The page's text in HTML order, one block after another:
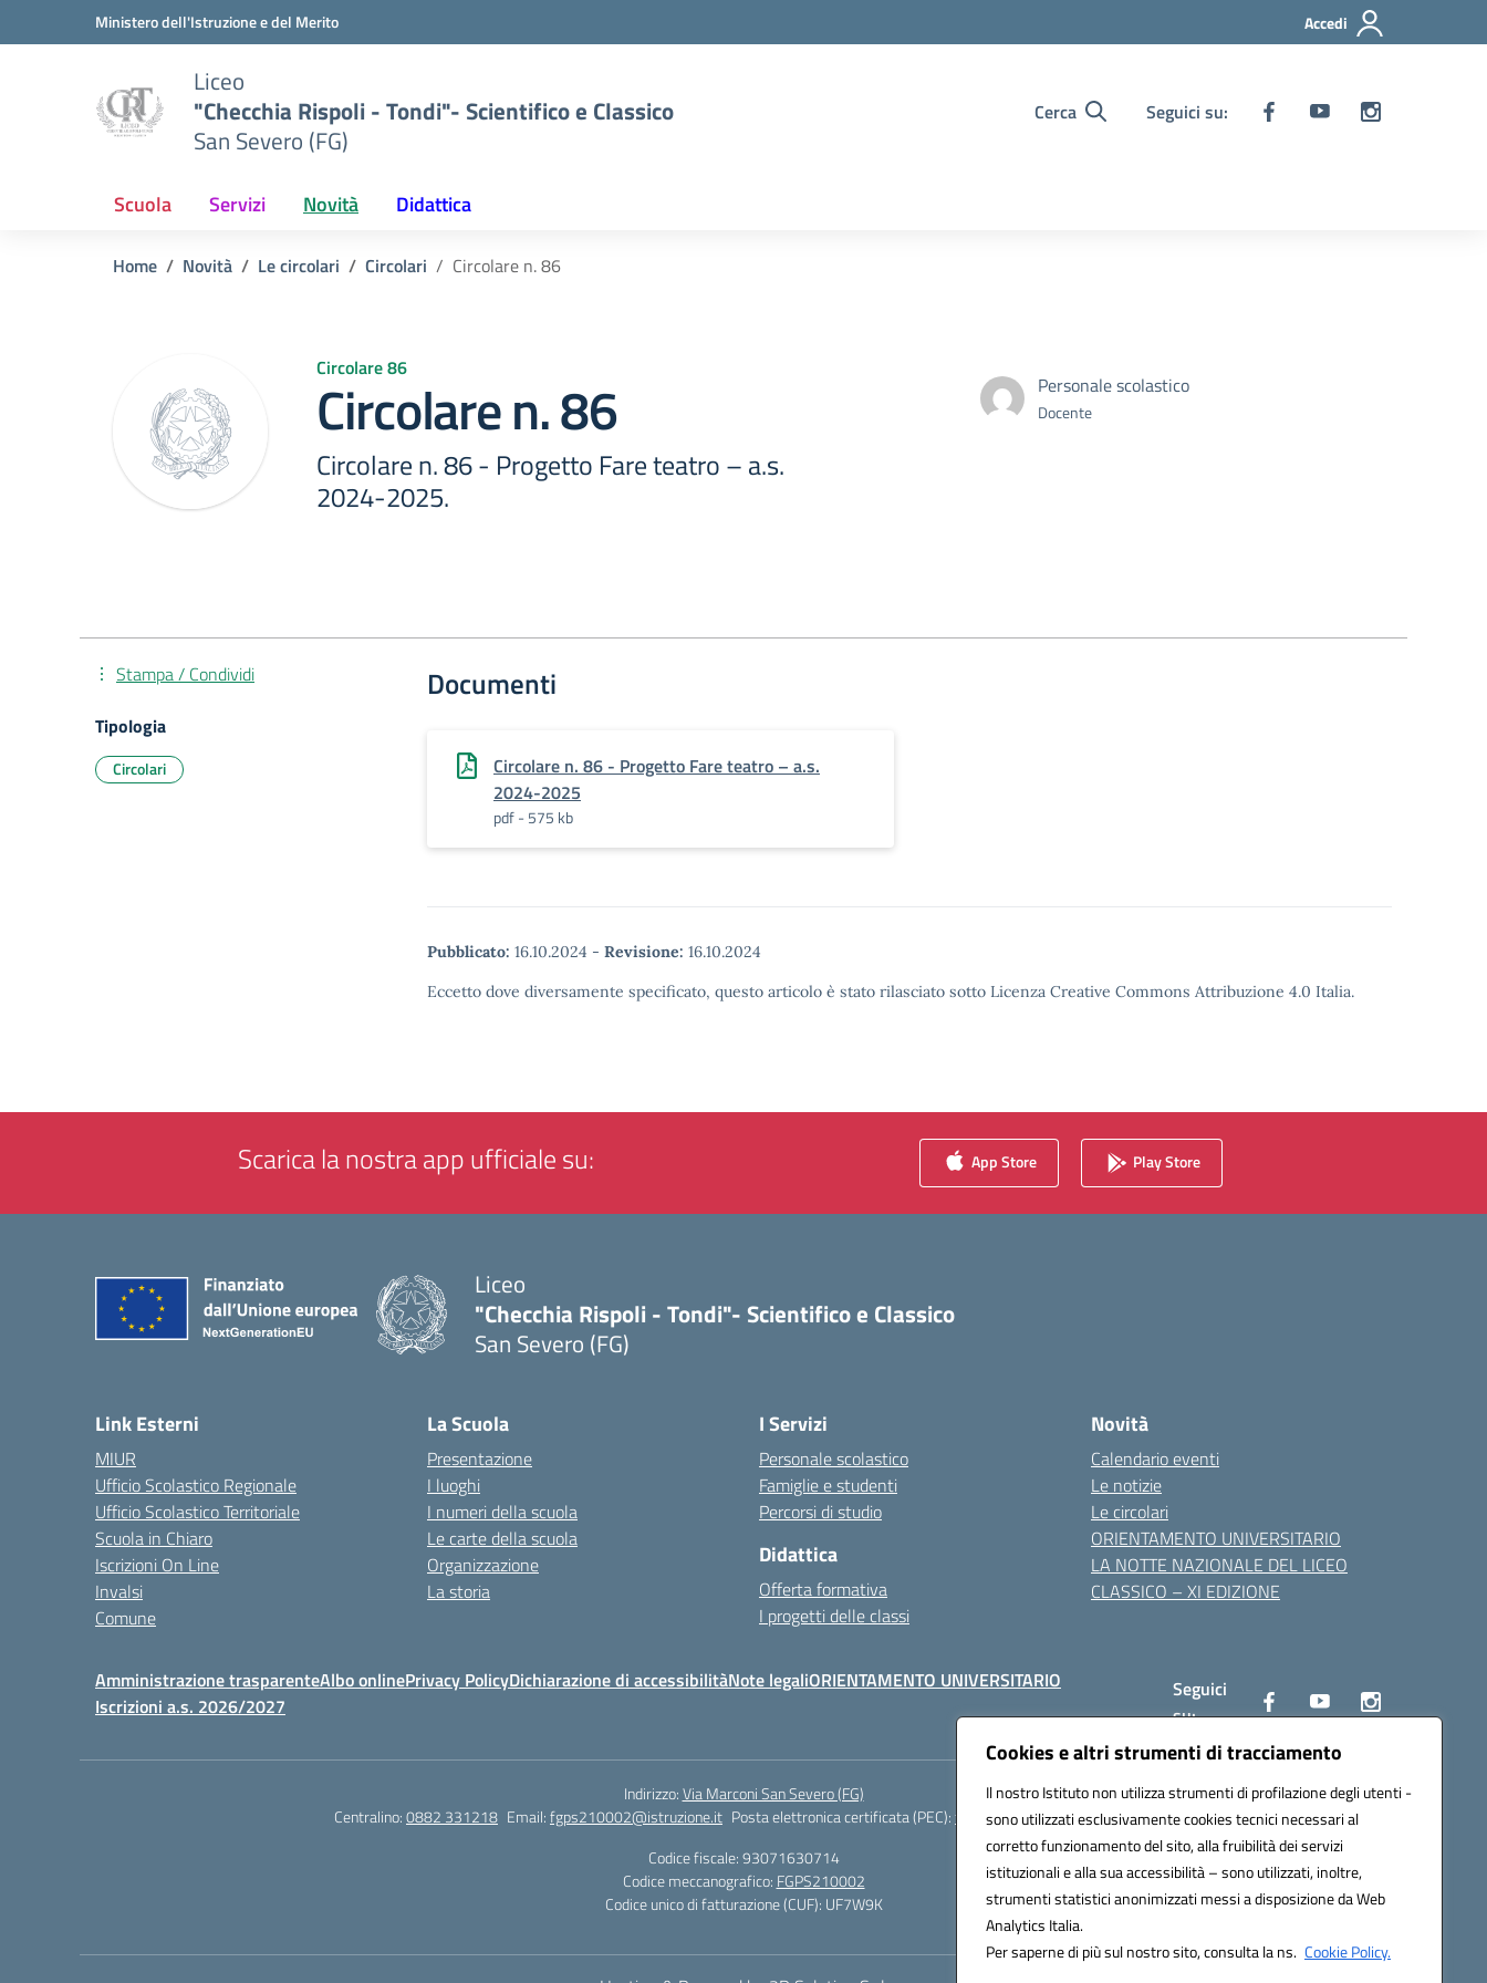
Cookies e altri strumenti di tracciamento
Il nostro Istituto non utilizza strumenti di profilazione degli utenti -
sono utilizzati esclusivamente cookies tecnici necessari al
corretto funzionamento del sito, alla fruibilità dei servizi
istituzionali e alla sua accessibilità – sono utilizzati, inoltre,
strumenti statistici anonimizzati messi a disposizione da Web
Analytics Italia.
Per saperne di più sul nostro sito, consulta la ns. Cookie Policy.
Vai ai contenuti
Vai al menu di navigazioneMinistero dell'Istruzione e del Merito Accedi
Liceo
"Checchia Rispoli - Tondi"- Scientifico e Classico
San Severo (FG)
Cerca Seguici su:
Scuola Servizi Novità Didattica
Home Novità Le circolari Circolari Circolare n. 86
Circolare 86
Circolare n. 86
Circolare n. 86 - Progetto Fare teatro – a.s.
2024-2025.
Personale scolastico
Docente
Documenti
Circolare n. 86 - Progetto Fare teatro – a.s.
2024-2025
pdf - 575 kb
Pubblicato: 16.10.2024 - Revisione: 16.10.2024
Eccetto dove diversamente specificato, questo articolo è stato rilasciato sotto Licenza Creative Commons Attribuzione 4.0 Italia.
Stampa / Condividi
Tipologia
Circolari
Scarica la nostra app ufficiale su: App Store Play Store
Liceo
"Checchia Rispoli - Tondi"- Scientifico e Classico
San Severo (FG)
Link Esterni
MIUR
Ufficio Scolastico Regionale
Ufficio Scolastico Territoriale
Scuola in Chiaro
Iscrizioni On Line
Invalsi
Comune
La Scuola
Presentazione
I luoghi
I numeri della scuola
Le carte della scuola
Organizzazione
La storia
I Servizi
Personale scolastico
Famiglie e studenti
Percorsi di studio
Didattica
Offerta formativa
I progetti delle classi
Novità
Calendario eventi
Le notizie
Le circolari
ORIENTAMENTO UNIVERSITARIO
LA NOTTE NAZIONALE DEL LICEO
CLASSICO – XI EDIZIONE
Amministrazione trasparenteAlbo onlinePrivacy PolicyDichiarazione di accessibilitàNote legaliORIENTAMENTO UNIVERSITARIO
Iscrizioni a.s. 2026/2027
Seguici
su:
Indirizzo:Via Marconi San Severo (FG)
Centralino:0882 331218 Email:fgps210002@istruzione.it Posta elettronica certificata (PEC):fgps210002@pec.istruzione.it
Codice fiscale: 93071630714
Codice meccanografico: FGPS210002
Codice unico di fatturazione (CUF): UF7W9K